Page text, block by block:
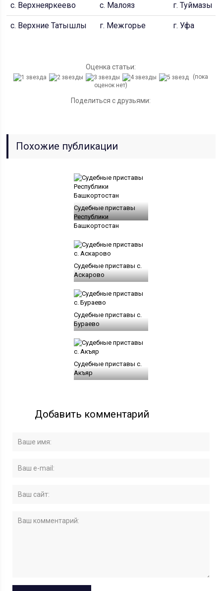
с. Верхнеяркеево с. Малояз г. Туймазы
с. Верхние Татышлы г. Межгорье г. Уфа
Оценка статьи:
(пока
оценок нет)
Поделиться с друзьями:
Похожие публикации
Судебные приставы
Республики
Башкортостан
Судебные приставы с.
Аскарово
Судебные приставы с.
Бураево
Судебные приставы с.
Акъяр
Добавить комментарий